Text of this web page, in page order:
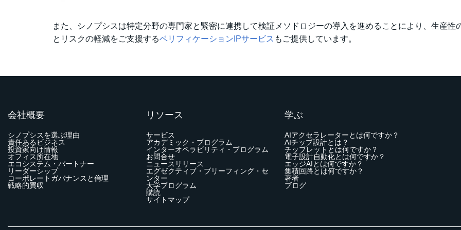
また、シノプシスは特定分野の専門家と緊密に連携して検証メソドロジーの導入を進めることにより、生産性
とリスクの軽減をご支援するベリフィケーションIPサービス もご提供しています。
会社概要
シノプシスを選ぶ理由
責任あるビジネス
投資家向け情報
オフィス所在地
エコシステム・パートナー
リーダーシップ
コーポレートガバナンスと倫理
戦略的買収
リソース
サービス
アカデミック・プログラム
インターオペラビリティ・プログラム
お問合せ
ニュースリリース
エグゼクティブ・ブリーフィング・セ
ンター
大学プログラム
購読
サイトマップ
学ぶ
AIアクセラレーターとは何ですか？
AIチップ設計とは？
チップレットとは何ですか？
電子設計自動化とは何ですか？
エッジAIとは何ですか？
集積回路とは何ですか？
著者
ブログ